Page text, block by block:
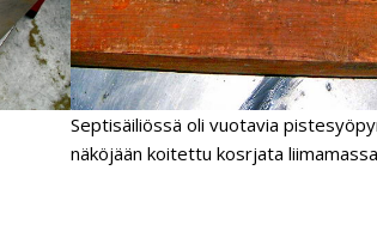
Septisäiliössä oli vuotavia
näköjään koitettu kosrjata